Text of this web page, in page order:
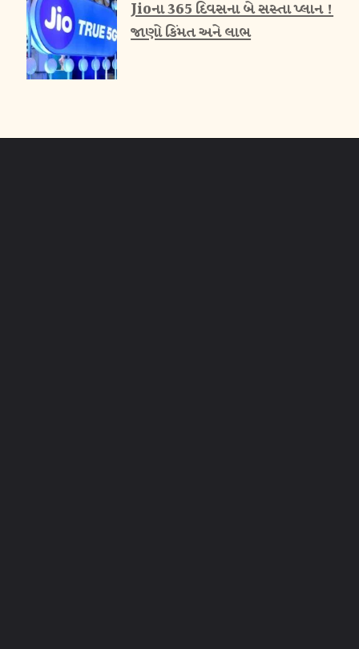
Jioના 365 દિવસના બે સસ્તા પ્લાન !
જાણો કિંમત અને લાભ